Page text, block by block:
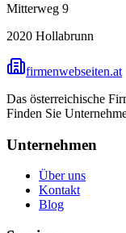
Mitterweg 9
2020 Hollabrunn
firmenwebseiten.at
Das österreichische
Finden Sie
Unternehmen
Über uns
Kontakt
Blog